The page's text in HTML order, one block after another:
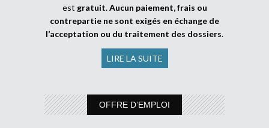
est gratuit.Aucun paiement, frais ou
contrepartie ne sont exigés en échange de
l’acceptation ou du traitement des dossiers.
LIRE LA SUITE
OFFRE D’EMPLOI